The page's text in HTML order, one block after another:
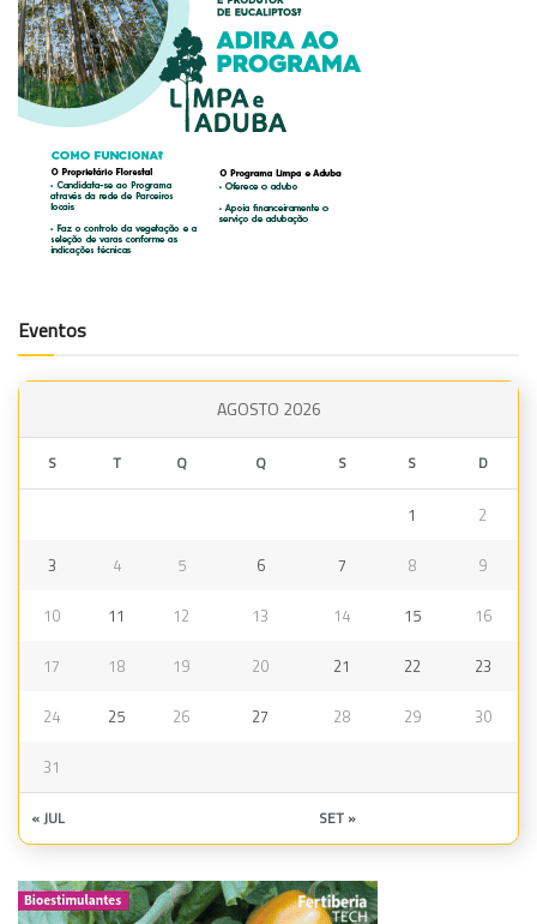
Eventos
AGOSTO 2026
S T Q Q S S D
1 2
3 4 5 6 7 8 9
10 11 12 13 14 15 16
17 18 19 20 21 22 23
24 25 26 27 28 29 30
31
« JUL SET »